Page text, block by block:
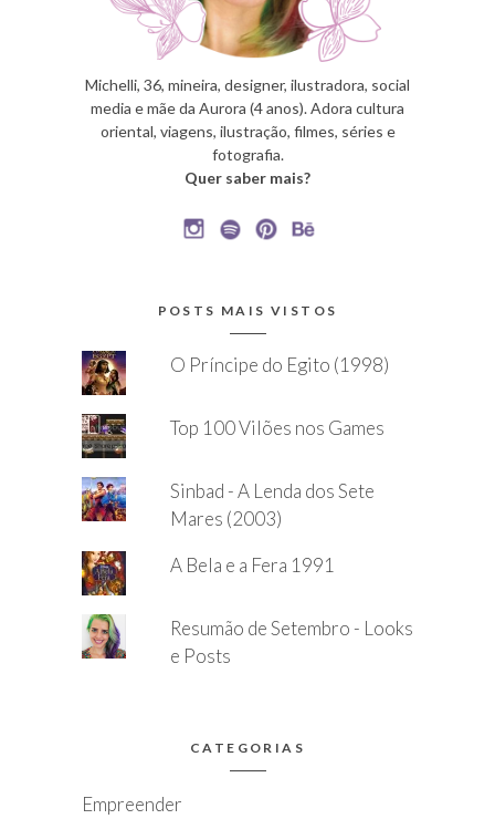
Michelli, 36, mineira, designer, ilustradora, social
media e mãe da Aurora (4 anos). Adora cultura
oriental, viagens, ilustração, filmes, séries e
fotografia.
Quer saber mais?
POSTS MAIS VISTOS
O Príncipe do Egito (1998)
Top 100 Vilões nos Games
Sinbad - A Lenda dos Sete
Mares (2003)
A Bela e a Fera 1991
Resumão de Setembro - Looks
e Posts
CATEGORIAS
Empreender